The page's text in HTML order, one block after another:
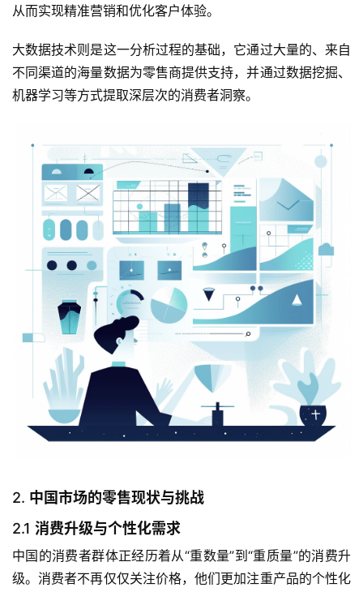
从而实现精准营销和优化客户体验。
大数据技术则是这一分析过程的基础，它通过大量的、来自
不同渠道的海量数据为零售商提供支持，并通过数据挖掘、
机器学习等方式提取深层次的消费者洞察。
2. 中国市场的零售现状与挑战
2.1 消费升级与个性化需求
中国的消费者群体正经历着从“重数量”到“重质量”的消费升
级。消费者不再仅仅关注价格，他们更加注重产品的个性化